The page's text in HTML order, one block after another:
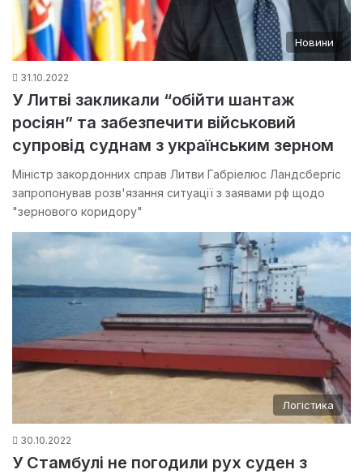
Новини
31.10.2022
У Литві закликали “обійти шантаж
росіян” та забезпечити військовий
супровід суднам з українським зерном
Міністр закордонних справ Литви Габріелюс Ландсбергіс
запропонував розв'язання ситуації з заявами рф щодо
"зернового коридору"
Логістика
30.10.2022
У Стамбулі не погодили рух суден з